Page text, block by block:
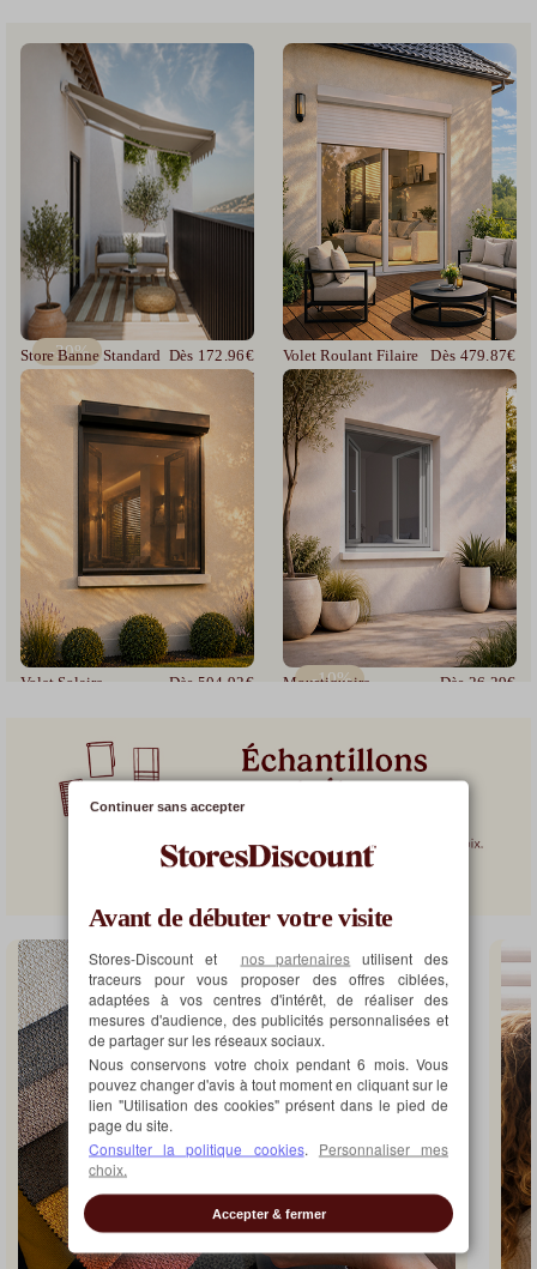
-30%
Store Banne Standard Dès 172.96€
245.89€
Volet Roulant Filaire Dès 479.87€
Volet Solaire
Dès 504.92€ -10%
Moustiquaire
Dès 26.29€
Avant de débuter votre visite
Stores-Discount et nos partenaires utilisent des
traceurs pour vous proposer des offres ciblées,
adaptées à vos centres d'intérêt, de réaliser des
mesures d'audience, des publicités personnalisées et
de partager sur les réseaux sociaux.
Nous conservons votre choix pendant 6 mois. Vous
pouvez changer d'avis à tout moment en cliquant sur le
lien "Utilisation des cookies" présent dans le pied de
page du site.
Consulter la politique cookies. Personnaliser mes
choix.
Accepter & fermer
Continuer sans accepter